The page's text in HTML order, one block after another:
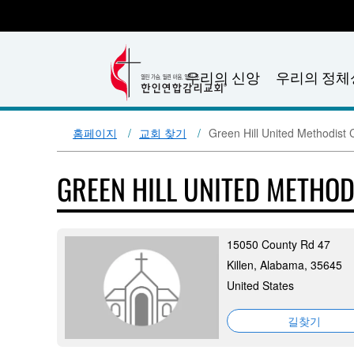
우리의 신앙 우리의 정체
홈페이지 교회 찾기 Green Hill United Methodist
GREEN HILL UNITED
15050 County Rd 47
Killen, Alabama, 35645
United States
길찾기